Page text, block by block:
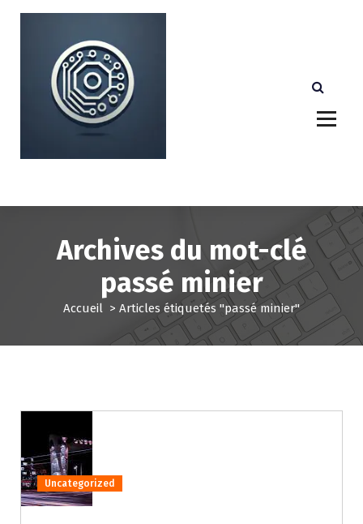
e
Archives du mot-clé
passé minier
Accueil > Articles étiquetés "passé minier"
Uncategorized